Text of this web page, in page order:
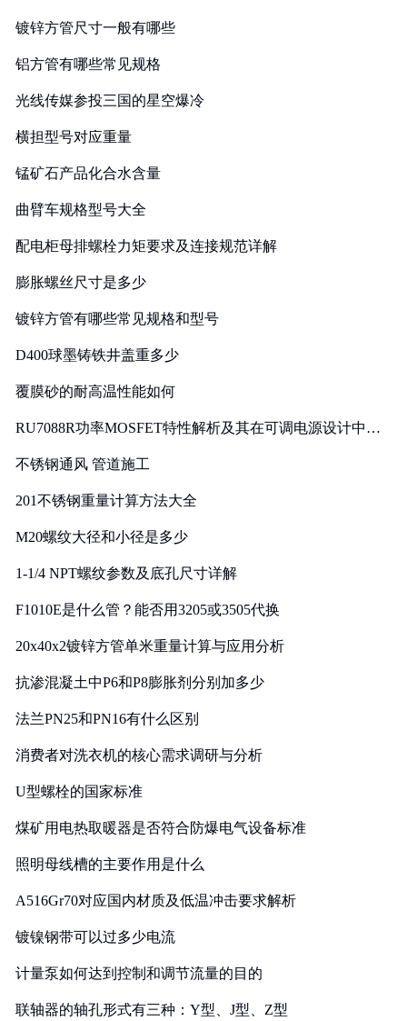
镀锌方管尺寸一般有哪些
铝方管有哪些常见规格
光线传媒参投三国的星空爆冷
横担型号对应重量
锰矿石产品化合水含量
曲臂车规格型号大全
配电柜母排螺栓力矩要求及连接规范详解
膨胀螺丝尺寸是多少
镀锌方管有哪些常见规格和型号
D400球墨铸铁井盖重多少
覆膜砂的耐高温性能如何
RU7088R功率MOSFET特性解析及其在可调电源设计中的
不锈钢通风 管道施工
201不锈钢重量计算方法大全
M20螺纹大径和小径是多少
1-1/4 NPT螺纹参数及底孔尺寸详解
F1010E是什么管？能否用3205或3505代换
20x40x2镀锌方管单米重量计算与应用分析
抗渗混凝土中P6和P8膨胀剂分别加多少
法兰PN25和PN16有什么区别
消费者对洗衣机的核心需求调研与分析
U型螺栓的国家标准
煤矿用电热取暖器是否符合防爆电气设备标准
照明母线槽的主要作用是什么
A516Gr70对应国内材质及低温冲击要求解析
镀镍钢带可以过多少电流
计量泵如何达到控制和调节流量的目的
联轴器的轴孔形式有三种：Y型、J型、Z型